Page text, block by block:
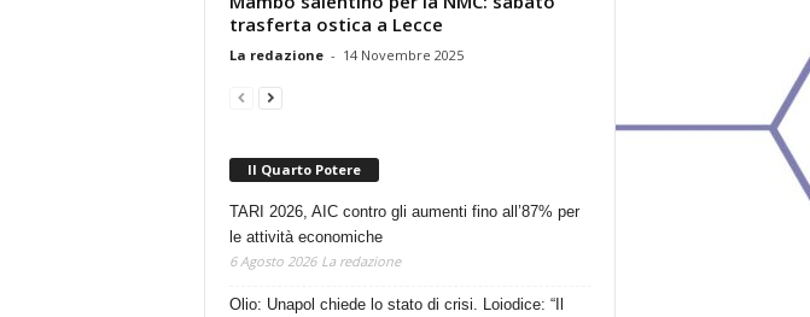
trasferta ostica a Lecce
La redazione - 14 Novembre 2025
Il Quarto Potere
TARI 2026, AIC contro gli aumenti fino all’87% per
le attività economiche
6 Agosto 2026 La redazione
Olio: Unapol chiede lo stato di crisi. Loiodice: “Il